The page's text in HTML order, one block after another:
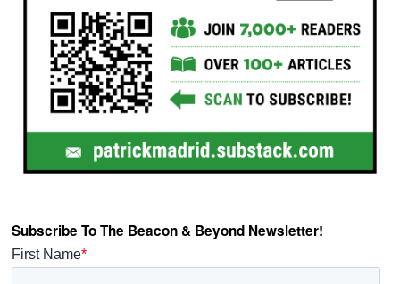
Subscribe To The Beacon & Beyond Newsletter!